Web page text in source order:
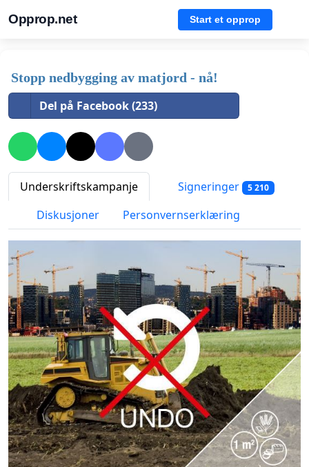
Opprop.net Start et opprop
Stopp nedbygging av matjord - nå!
Del på Facebook (233)
Underskriftskampanje Signeringer 5 210
Diskusjoner Personvernserklæring